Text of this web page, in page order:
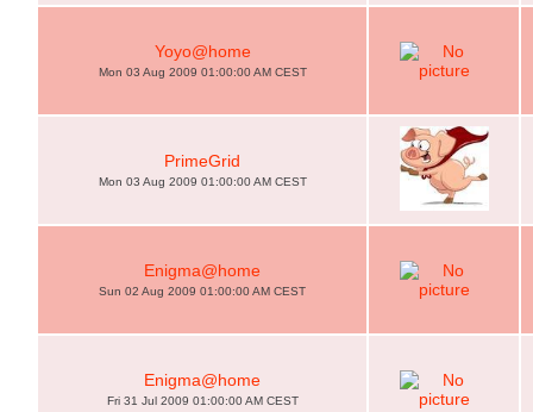
Yoyo@home
Mon 03 Aug 2009 01:00:00 AM CEST
PrimeGrid
Mon 03 Aug 2009 01:00:00 AM CEST
Enigma@home
Sun 02 Aug 2009 01:00:00 AM CEST
Enigma@home
Fri 31 Jul 2009 01:00:00 AM CEST